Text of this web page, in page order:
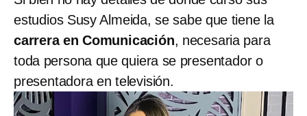
estudios Susy Almeida, se sabe que tiene la
carrera en Comunicación, necesaria para
toda persona que quiera se presentador o
presentadora en televisión.